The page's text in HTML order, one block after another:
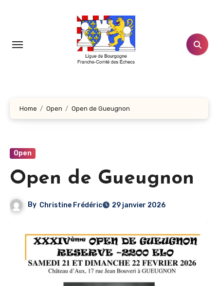
principal
Home Open Open de Gueugnon
Open
Open de Gueugnon
By Christine Frédéric 29 janvier 2026